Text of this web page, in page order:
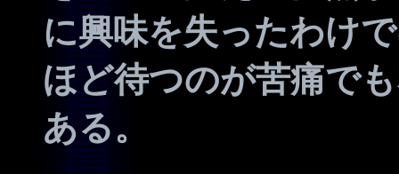
に興味を失ったわけ
ほど待つのが苦痛で
ある。